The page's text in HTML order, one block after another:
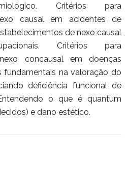
Critérios para
causal em acidentes de
de nexo causal
Critérios para
concausal em doenças
fundamentais na valoração do
deficiência funcional de
o que é quantum
e dano estético.